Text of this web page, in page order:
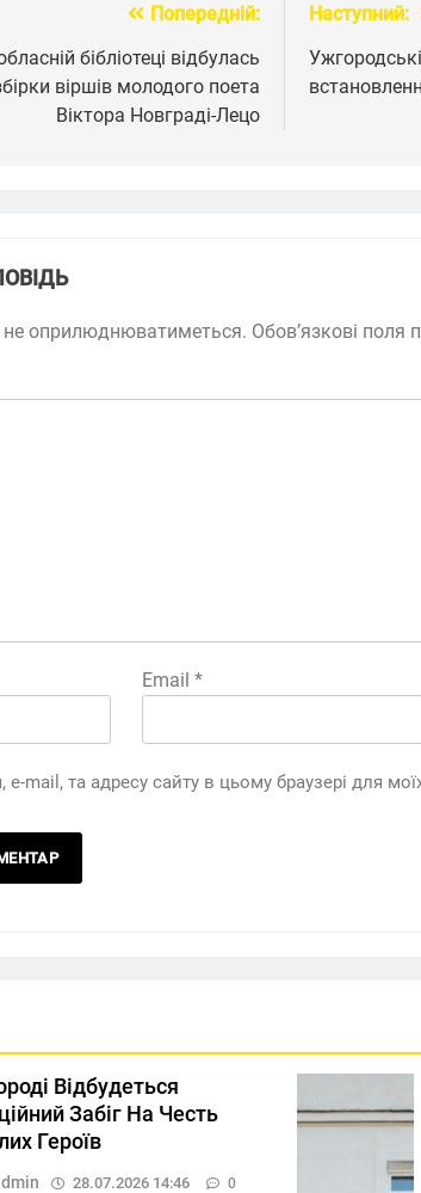
Попередній:
бібліотеці відбулась
віршів молодого поета
Віктора Новграді-Лецо
Наступний:
оприлюднюватиметься. Обов’язкові поля
Email*
e-mail, та адресу сайту в цьому браузері для
Відбудеться
Забіг На Честь
Героїв
28.07.2026 14:46 0